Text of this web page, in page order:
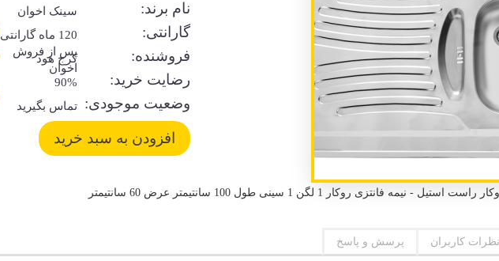
نام برند: سینک اخوان
گارانتی:
120 ماه گارانتی
پس از فروش
اخوان
فروشنده: کرج هود
رضایت خرید: 90%
وضعیت موجودی: تماس بگیرید
نظرات کاربران پرسش و پاسخ